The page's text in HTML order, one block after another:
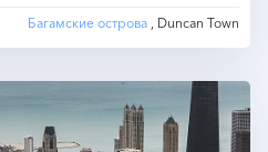
Багамские острова , Duncan Town